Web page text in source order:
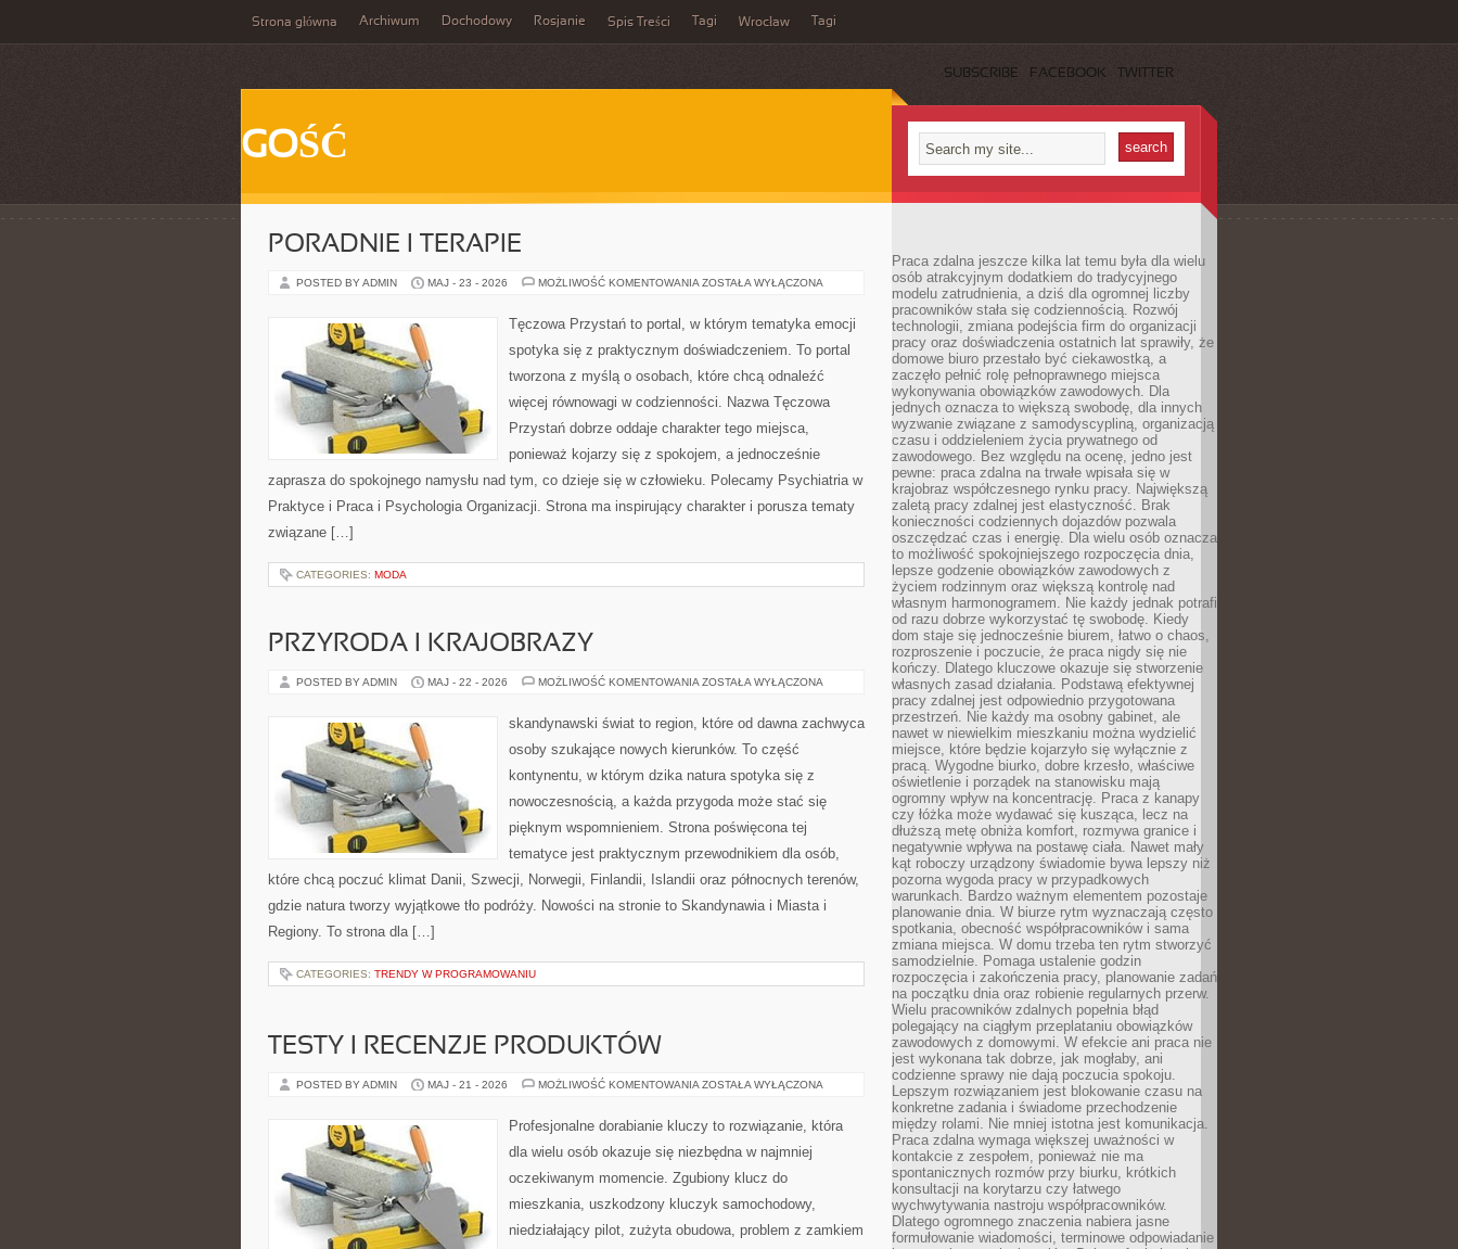
Strona główna Archiwum Dochodowy Rosjanie Spis Treści Tagi Wrocław Tagi
SUBSCRIBE FACEBOOK TWITTER
GOŚĆ
PORADNIE I TERAPIE
POSTED BY ADMIN MAJ - 23 - 2026 MOŻLIWOŚĆ KOMENTOWANIA PORADNIE
ZOSTAŁA WYŁĄCZONA
Tęczowa Przystań to portal, w którym tematyka emocji
spotyka się z praktycznym doświadczeniem. To portal
tworzona z myślą o osobach, które chcą odnaleźć
więcej równowagi w codzienności. Nazwa Tęczowa
Przystań dobrze oddaje charakter tego miejsca,
ponieważ kojarzy się z spokojem, a jednocześnie
zaprasza do spokojnego namysłu nad tym, co dzieje się w człowieku. Polecamy Psychiatria w
Praktyce i Praca i Psychologia Organizacji. Strona ma inspirujący charakter i porusza tematy
związane […]
CATEGORIES: MODA
PRZYRODA I KRAJOBRAZY
POSTED BY ADMIN MAJ - 22 - 2026 MOŻLIWOŚĆ KOMENTOWANIA PRZYRODA
ZOSTAŁA WYŁĄCZONA
skandynawski świat to region, które od dawna zachwyca
osoby szukające nowych kierunków. To część
kontynentu, w którym dzika natura spotyka się z
nowoczesnością, a każda przygoda może stać się
pięknym wspomnieniem. Strona poświęcona tej
tematyce jest praktycznym przewodnikiem dla osób,
które chcą poczuć klimat Danii, Szwecji, Norwegii, Finlandii, Islandii oraz północnych terenów,
gdzie natura tworzy wyjątkowe tło podróży. Nowości na stronie to Skandynawia i Miasta i
Regiony. To strona dla […]
CATEGORIES: TRENDY W PROGRAMOWANIU
TESTY I RECENZJE PRODUKTÓW
POSTED BY ADMIN MAJ - 21 - 2026 MOŻLIWOŚĆ KOMENTOWANIA TESTY
PRODUKTÓW
ZOSTAŁA WYŁĄCZONA
Profesjonalne dorabianie kluczy to rozwiązanie, która
dla wielu osób okazuje się niezbędna w najmniej
oczekiwanym momencie. Zgubiony klucz do
mieszkania, uszkodzony kluczyk samochodowy,
niedziałający pilot, zużyta obudowa, problem z zamkiem
Praca zdalna jeszcze kilka lat temu była dla wielu
osób atrakcyjnym dodatkiem do tradycyjnego
modelu zatrudnienia, a dziś dla ogromnej liczby
pracowników stała się codziennością. Rozwój
technologii, zmiana podejścia firm do organizacji
pracy oraz doświadczenia ostatnich lat sprawiły, że
domowe biuro przestało być ciekawostką, a
zaczęło pełnić rolę pełnoprawnego miejsca
wykonywania obowiązków zawodowych. Dla
jednych oznacza to większą swobodę, dla innych
wyzwanie związane z samodyscypliną, organizacją
czasu i oddzieleniem życia prywatnego od
zawodowego. Bez względu na ocenę, jedno jest
pewne: praca zdalna na trwałe wpisała się w
krajobraz współczesnego rynku pracy. Największą
zaletą pracy zdalnej jest elastyczność. Brak
konieczności codziennych dojazdów pozwala
oszczędzać czas i energię. Dla wielu osób oznacza
to możliwość spokojniejszego rozpoczęcia dnia,
lepsze godzenie obowiązków zawodowych z
życiem rodzinnym oraz większą kontrolę nad
własnym harmonogramem. Nie każdy jednak potrafi
od razu dobrze wykorzystać tę swobodę. Kiedy
dom staje się jednocześnie biurem, łatwo o chaos,
rozproszenie i poczucie, że praca nigdy się nie
kończy. Dlatego kluczowe okazuje się stworzenie
własnych zasad działania. Podstawą efektywnej
pracy zdalnej jest odpowiednio przygotowana
przestrzeń. Nie każdy ma osobny gabinet, ale
nawet w niewielkim mieszkaniu można wydzielić
miejsce, które będzie kojarzyło się wyłącznie z
pracą. Wygodne biurko, dobre krzesło, właściwe
oświetlenie i porządek na stanowisku mają
ogromny wpływ na koncentrację. Praca z kanapy
czy łóżka może wydawać się kusząca, lecz na
dłuższą metę obniża komfort, rozmywa granice i
negatywnie wpływa na postawę ciała. Nawet mały
kąt roboczy urządzony świadomie bywa lepszy niż
pozorna wygoda pracy w przypadkowych
warunkach. Bardzo ważnym elementem pozostaje
planowanie dnia. W biurze rytm wyznaczają często
spotkania, obecność współpracowników i sama
zmiana miejsca. W domu trzeba ten rytm stworzyć
samodzielnie. Pomaga ustalenie godzin
rozpoczęcia i zakończenia pracy, planowanie zadań
na początku dnia oraz robienie regularnych przerw.
Wielu pracowników zdalnych popełnia błąd
polegający na ciągłym przeplataniu obowiązków
zawodowych z domowymi. W efekcie ani praca nie
jest wykonana tak dobrze, jak mogłaby, ani
codzienne sprawy nie dają poczucia spokoju.
Lepszym rozwiązaniem jest blokowanie czasu na
konkretne zadania i świadome przechodzenie
między rolami. Nie mniej istotna jest komunikacja.
Praca zdalna wymaga większej uważności w
kontakcie z zespołem, ponieważ nie ma
spontanicznych rozmów przy biurku, krótkich
konsultacji na korytarzu czy łatwego
wychwytywania nastroju współpracowników.
Dlatego ogromnego znaczenia nabiera jasne
formułowanie wiadomości, terminowe odpowiadanie